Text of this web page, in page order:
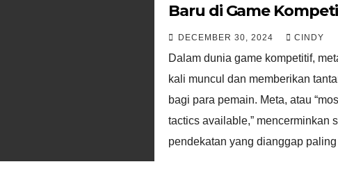
Baru di Game
DECEMBER 30, 2024 CINDY
Dalam dunia game kompetitif,
kali muncul dan memberikan
bagi para pemain. Meta, atau
tactics available,” mencerminkan
pendekatan yang dianggap